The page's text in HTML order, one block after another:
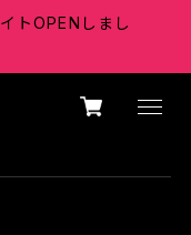
トOPENしまし